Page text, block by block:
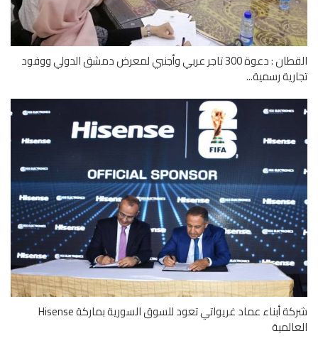
القطان : دعوة 300 تاجر عربي وأجنبي لمعرض دمشق الدولي ووفود
رسمية...
شركة أبناء عماد غريواتي تعود للسوق السورية بماركة Hisense